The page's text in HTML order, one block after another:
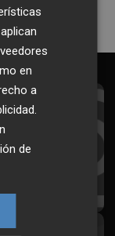
tu email
en
a
.
de